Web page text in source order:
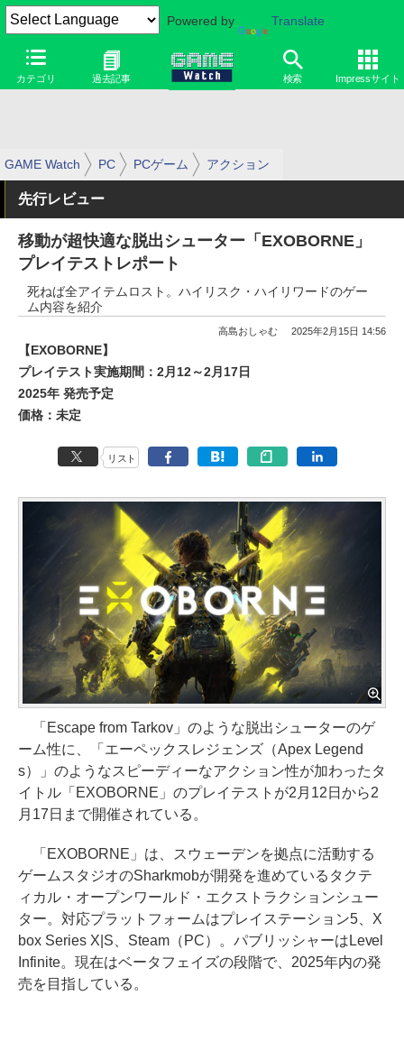
Powered by Translate
カテゴリ 過去記事 検索 Impressサイト
GAME Watch PC PCゲーム アクション
先行レビュー
移動が超快適な脱出シューター「EXOBORNE」
プレイテストレポート
死ねば全アイテムロスト。ハイリスク・ハイリワードのゲー
ム内容を紹介
高島おしゃむ 2025年2月15日 14:56
【EXOBORNE】
プレイテスト実施期間：2月12～2月17日
2025年 発売予定
価格：未定
リスト
「Escape from Tarkov」のような脱出シューターのゲ
ーム性に、「エーペックスレジェンズ（Apex Legend
s）」のようなスピーディーなアクション性が加わったタ
イトル「EXOBORNE」のプレイテストが2月12日から2
月17日まで開催されている。
「EXOBORNE」は、スウェーデンを拠点に活動する
ゲームスタジオのSharkmobが開発を進めているタクテ
ィカル・オープンワールド・エクストラクションシュー
ター。対応プラットフォームはプレイステーション5、X
box Series X|S、Steam（PC）。パブリッシャーはLevel
Infinite。現在はベータフェイズの段階で、2025年内の発
売を目指している。